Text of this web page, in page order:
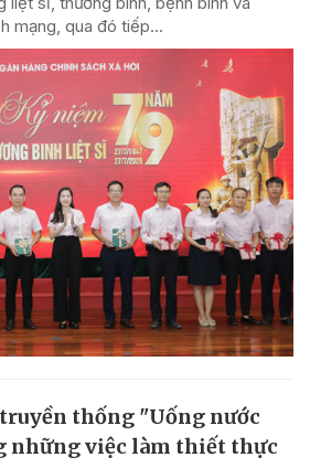
mạng, qua đó tiếp...
thống "Uống nước
những việc làm thiết thực